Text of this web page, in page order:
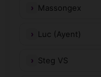
Massongex
Luc (Ayent)
Steg VS